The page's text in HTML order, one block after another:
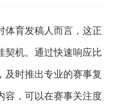
体育发稿人而言，这正
契机。通过快速响应比
及时推出专业的赛事复
容，可以在赛事关注度